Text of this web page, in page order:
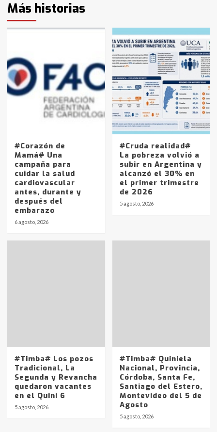
Más historias
#Corazón de
Mamá# Una
campaña para
cuidar la salud
cardiovascular
antes, durante y
después del
embarazo
6 agosto, 2026
#Cruda realidad#
La pobreza volvió a
subir en Argentina y
alcanzó el 30% en
el primer trimestre
de 2026
5 agosto, 2026
#Timba# Los pozos
Tradicional, La
Segunda y Revancha
quedaron vacantes
en el Quini 6
5 agosto, 2026
#Timba# Quiniela
Nacional, Provincia,
Córdoba, Santa Fe,
Santiago del Estero,
Montevideo del 5 de
Agosto
5 agosto, 2026
Identidad de los adolescentes
pampeanos que fueron